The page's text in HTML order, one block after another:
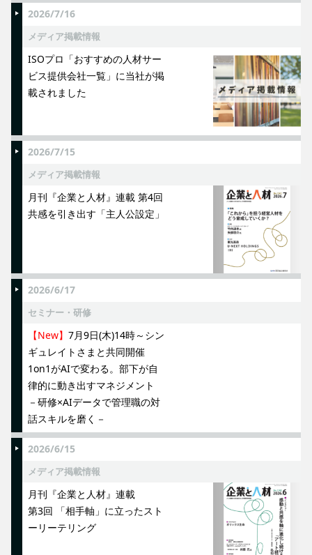
2026/7/16
メディア掲載情報
ISOプロ「おすすめの人材サー
ビス提供会社一覧」に当社が掲
載されました
2026/7/15
メディア掲載情報
月刊『企業と人材』連載 第4回
共感を引き出す「主人公設定」
2026/6/17
セミナー・研修
【New】 7月9日(木)14時～シン
ギュレイトさまと共同開催
1on1がAIで変わる。部下が自
律的に動き出すマネジメント
－研修×AIデータで管理職の対
話スキルを磨く－
2026/6/15
メディア掲載情報
月刊『企業と人材』連載
第3回 「相手軸」に立ったスト
ーリーテリング